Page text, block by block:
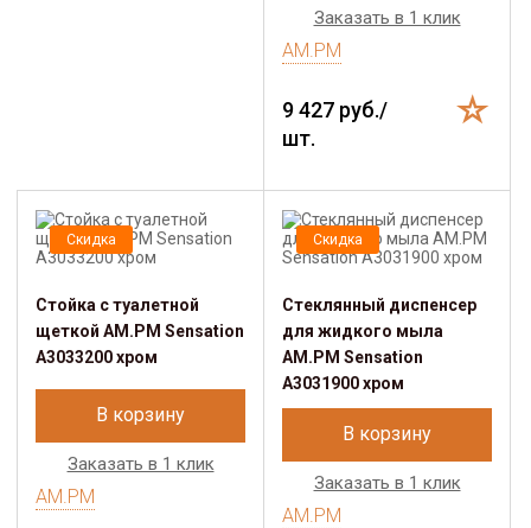
Заказать в 1 клик
AM.PM
9 427 руб./
шт.
Скидка
Стойка с туалетной
щеткой AM.PM Sensation
A3033200 хром
В корзину
Заказать в 1 клик
AM.PM
Скидка
Стеклянный диспенсер
для жидкого мыла
AM.PM Sensation
A3031900 хром
В корзину
Заказать в 1 клик
AM.PM